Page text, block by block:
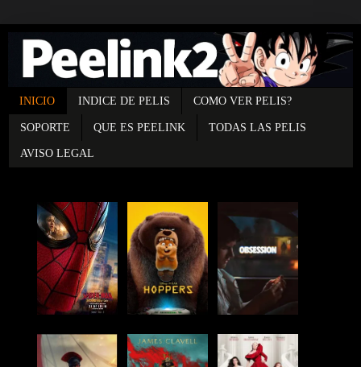
INICIO INDICE DE PELIS COMO VER PELIS?
SOPORTE QUE ES PEELINK TODAS LAS PELIS
AVISO LEGAL